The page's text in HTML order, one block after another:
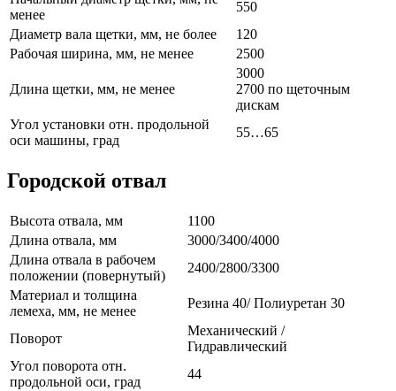
менее
550
Диаметр вала щетки, мм, не более
120
Рабочая ширина, мм, не менее
2500
Длина щетки, мм, не менее
3000
2700 по щеточным
дискам
Угол установки отн. продольной
оси машины, град
55…65
Городской отвал
Высота отвала, мм
1100
Длина отвала, мм
3000/3400/4000
Длина отвала в рабочем
положении (повернутый)
2400/2800/3300
Материал и толщина
лемеха, мм, не менее
Резина 40/ Полиуретан 30
Поворот
Механический /
Гидравлический
Угол поворота отн.
продольной оси, град
44